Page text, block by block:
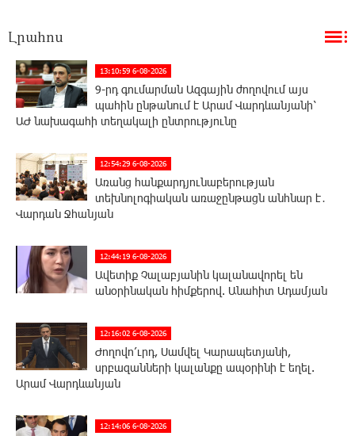
Լրահոս
13:10:59 6-08-2026
9-րդ գումարման Ազգային ժողովում այս
պահին ընթանում է Արամ Վարդևանյանի՝
ԱԺ նախագահի տեղակալի ընտրությունը
12:54:29 6-08-2026
Առանց հանքարդյունաբերության
տեխնոլոգիական առաջընթացն անհնար է․
Վարդան Ջհանյան
12:44:19 6-08-2026
Ավետիք Չալաբյանին կալանավորել են
անօրինական հիմքերով. Անահիտ Ադամյան
12:16:02 6-08-2026
Ժողովո՛ւրդ, Սամվել Կարապետյանի,
սրբազանների կալանքը ապօրինի է եղել.
Արամ Վարդևանյան
12:14:06 6-08-2026